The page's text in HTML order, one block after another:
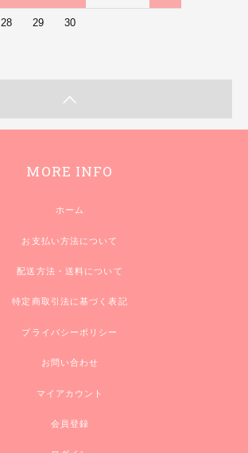
28 29 30
MORE INFO
ホーム
お支払い方法について
配送方法・送料について
特定商取引法に基づく表記
プライバシーポリシー
お問い合わせ
マイアカウント
会員登録